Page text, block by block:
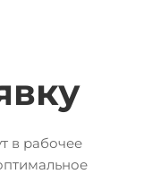
в рабочее